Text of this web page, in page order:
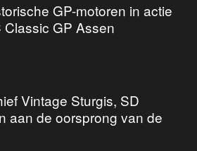
GP-motoren in actie
Classic GP Assen
Vintage Sturgis, SD
aan de oorsprong van de